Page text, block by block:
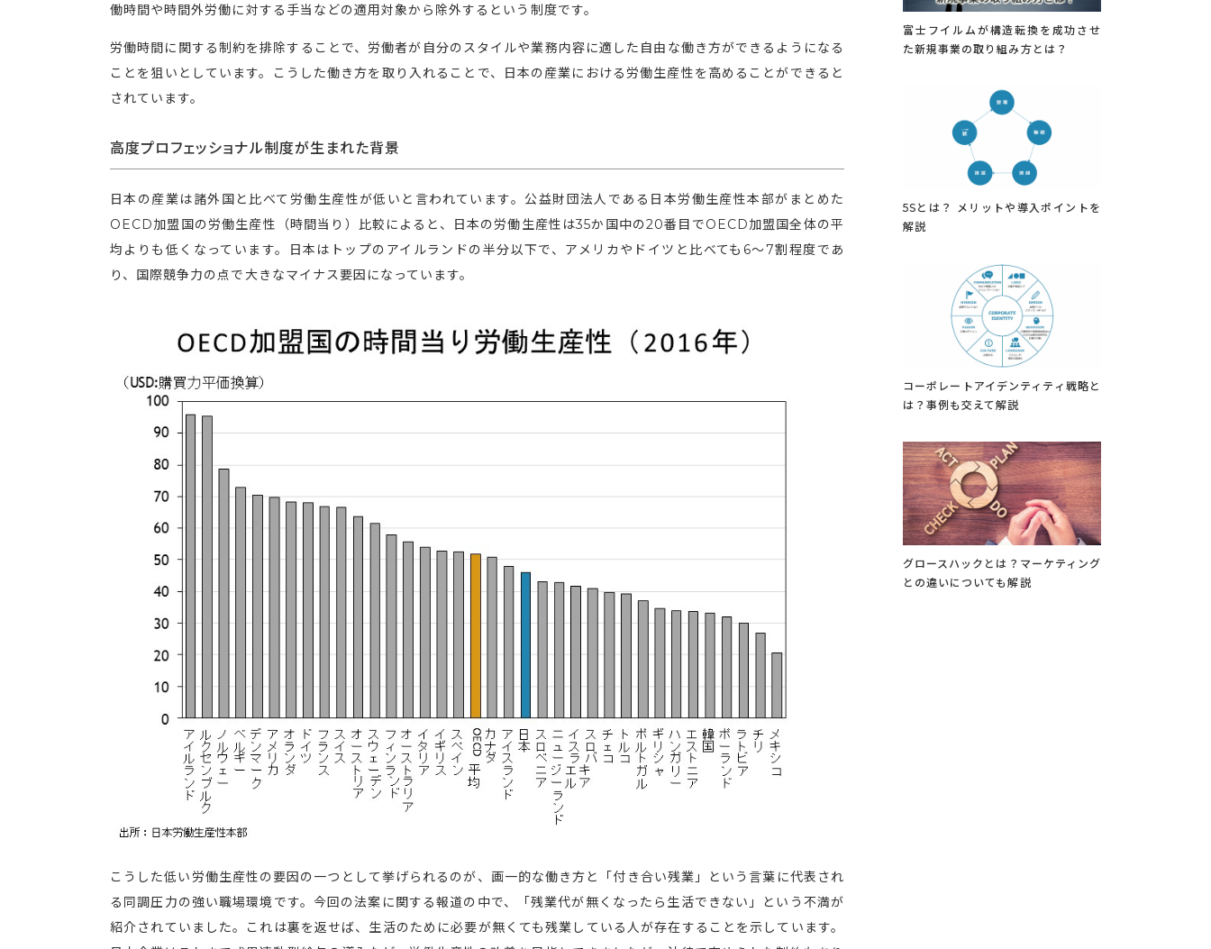
働時間や時間外労働に対する手当などの適用対象から除外するという制度です。
労働時間に関する制約を排除することで、労働者が自分のスタイルや業務内容に適した自由な働き方ができるようになる
ことを狙いとしています。こうした働き方を取り入れることで、日本の産業における労働生産性を高めることができると
されています。
高度プロフェッショナル制度が生まれた背景
日本の産業は諸外国と比べて労働生産性が低いと言われています。公益財団法人である日本労働生産性本部がまとめた
OECD加盟国の労働生産性（時間当り）比較によると、日本の労働生産性は35か国中の20番目でOECD加盟国全体の平
均よりも低くなっています。日本はトップのアイルランドの半分以下で、アメリカやドイツと比べても6～7割程度であ
り、国際競争力の点で大きなマイナス要因になっています。
こうした低い労働生産性の要因の一つとして挙げられるのが、画一的な働き方と「付き合い残業」という言葉に代表され
る同調圧力の強い職場環境です。今回の法案に関する報道の中で、「残業代が無くなったら生活できない」という不満が
紹介されていました。これは裏を返せば、生活のために必要が無くても残業している人が存在することを示しています。
富士フイルムが構造転換を成功させ
た新規事業の取り組み方とは？
5Sとは？ メリットや導入ポイントを
解説
コーポレートアイデンティティ戦略と
は？事例も交えて解説
グロースハックとは？マーケティング
との違いについても解説